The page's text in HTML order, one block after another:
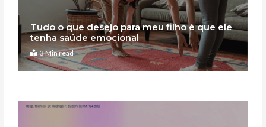
Tudo o que desejo para meu filho é que ele
tenha saúde emocional
3 Min read